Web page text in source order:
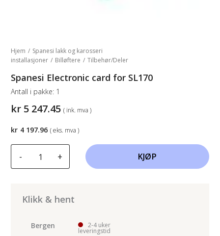
Hjem / Spanesi lakk og karosseri
installasjoner / Billøftere / Tilbehør/Deler
Spanesi Electronic card for SL170
kr 5 247.45 ( ink. mva )
Antall i pakke: 1
-
Electronic
SL170
+ KJØP
Klikk & hent
Bergen 2-4 uker
leveringstid
kr 4 197.96 ( eks. mva )